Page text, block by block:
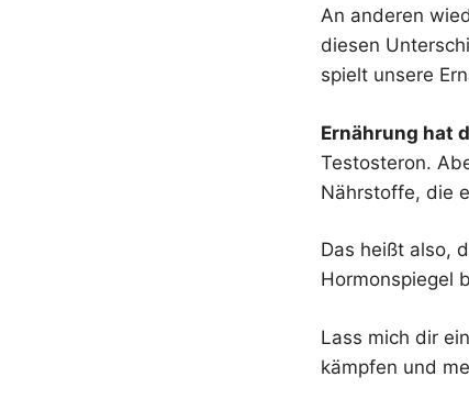
An anderen
diesen
spielt unsere
Ernährung hat
Testosteron.
Nährstoffe, die
Das heißt also,
Hormonspiegel
Lass mich dir
kämpfen und